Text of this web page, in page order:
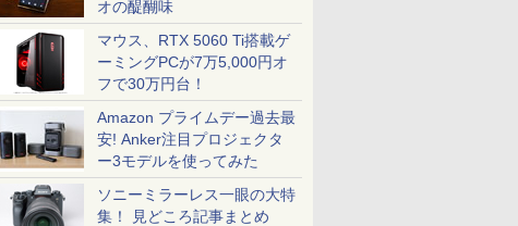
オの醍醐味
マウス、RTX 5060 Ti搭載ゲ
ーミングPCが7万5,000円オ
フで30万円台！
Amazon プライムデー過去最
安! Anker注目プロジェクタ
ー3モデルを使ってみた
ソニーミラーレス一眼の大特
集！ 見どころ記事まとめ